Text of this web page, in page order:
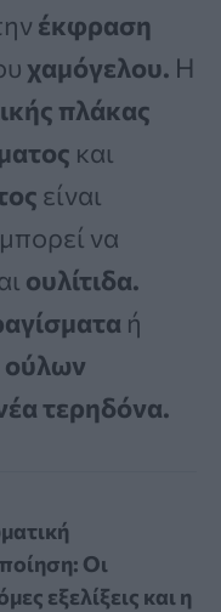
έκφραση
χαμόγελου. Η
πλάκας
και
είναι
μπορεί να
ουλίτιδα.
ή
τερηδόνα.
Οι
εξελίξεις και η